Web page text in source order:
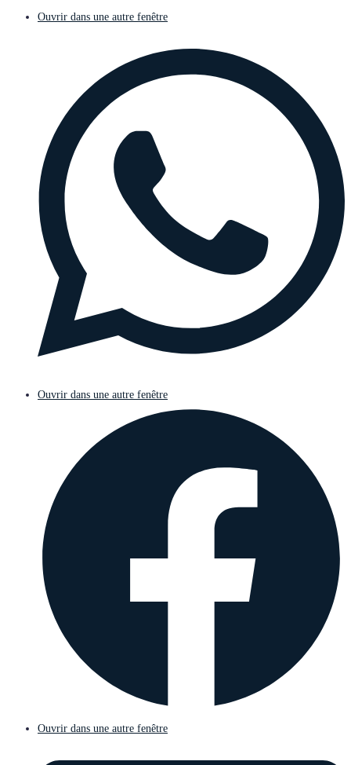
Ouvrir dans une autre fenêtre
Ouvrir dans une autre fenêtre
Ouvrir dans une autre fenêtre